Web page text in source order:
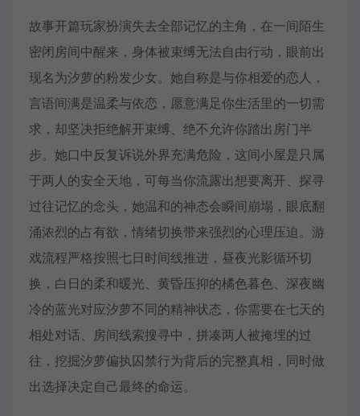
故事开篇玩家扮演失去全部记忆的主角，在一间陌生
密闭房间中醒来，身体被束缚无法自由行动，眼前出
现名为汐萝的粉发少女。她自称是与你相爱的恋人，
言语间满是温柔与依恋，愿意满足你生活里的一切需
求，却坚决拒绝解开束缚、绝不允许你踏出房门半
步。她口中反复诉说外界充满危险，这间小屋是只属
于两人的安全天地，可每当你流露出想要离开、探寻
过往记忆的念头，她温和的神态会瞬间崩塌，眼底翻
涌浓烈的占有欲，情绪切换带来强烈的心理压迫。游
戏流程严格按照七日时间线推进，昼夜光影循环切
换，白日的柔和暖光、黄昏压抑的橘色暮色、深夜幽
冷的蓝光对应汐萝不同的精神状态，你需要在七天的
相处对话、房间线索搜寻中，拼凑两人被掩埋的过
往，挖掘汐萝偏执囚禁行为背后的完整真相，同时做
出选择决定自己最终的命运。